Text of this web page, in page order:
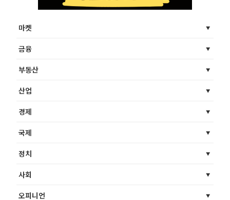
마켓
금융
부동산
산업
경제
국제
정치
사회
오피니언